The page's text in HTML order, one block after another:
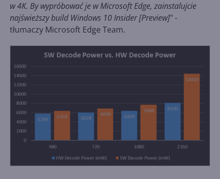
w 4K. By wypróbować je w Microsoft Edge, zainstalujcie
najświeższy build Windows 10 Insider [Preview]" -
tłumaczy Microsoft Edge Team.